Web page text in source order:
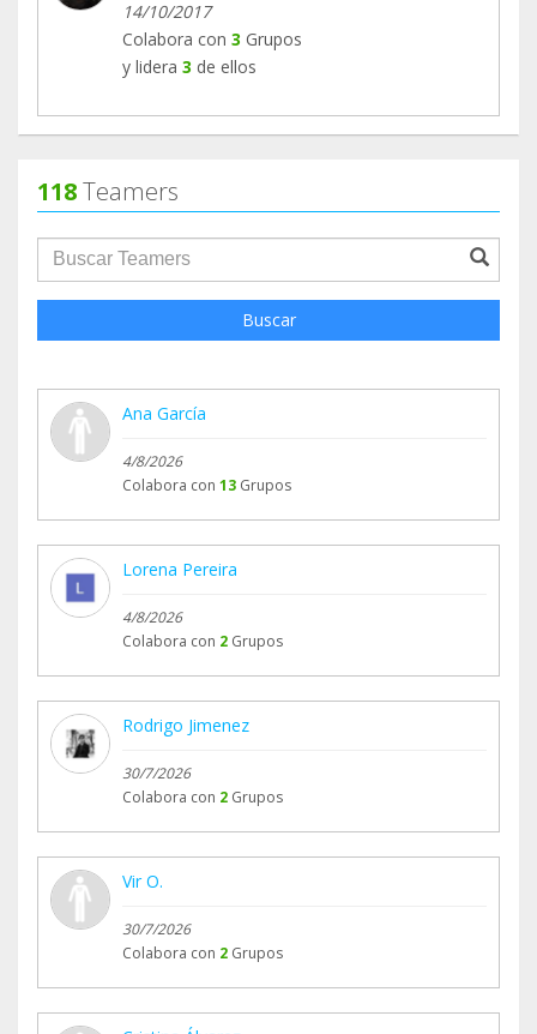
14/10/2017
Colabora con 3 Grupos
y lidera 3 de ellos
118Teamers
groupProfile.searchForm.search.text???
Buscar
Ana García
4/8/2026
Colabora con 13 Grupos
Lorena Pereira
4/8/2026
Colabora con 2 Grupos
Rodrigo Jimenez
30/7/2026
Colabora con 2 Grupos
Vir O.
30/7/2026
Colabora con 2 Grupos